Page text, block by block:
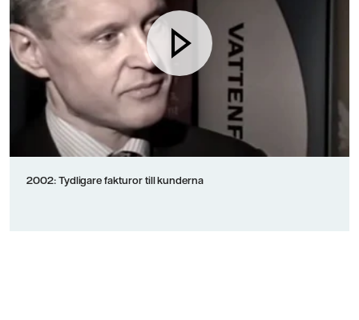
2002: Tydligare fakturor till kunderna